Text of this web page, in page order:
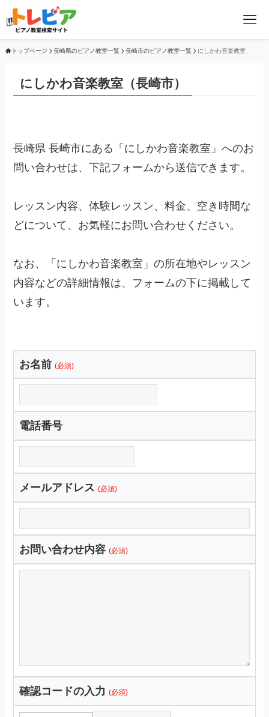
トップページ 長崎県のピアノ教室一覧 長崎市のピアノ教室一覧 にしかわ音楽教室
にしかわ音楽教室（長崎市）
長崎県 長崎市にある「にしかわ音楽教室」へのお
問い合わせは、下記フォームから送信できます。
レッスン内容、体験レッスン、料金、空き時間な
どについて、お気軽にお問い合わせください。
なお、「にしかわ音楽教室」の所在地やレッスン
内容などの詳細情報は、フォームの下に掲載して
います。
お名前 (必須)
電話番号
メールアドレス (必須)
お問い合わせ内容 (必須)
確認コードの入力(必須)